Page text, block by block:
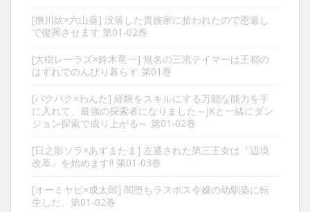
[撫川紘×六山葵] 没落した貴族家に拾われたので恩返し
で復興させます 第01-02巻
[大樹レーラズ×鈴木竜一] 無名の三流テイマーは王都の
はずれでのんびり暮らす 第01巻
[パクパク×わんた] 経験をスキルにする万能な能力を手
に入れて、最強の探索者になりました～JKと一緒にダン
ジョン探索で成り上がる～ 第01-02巻
[日之影ソラ×あずまたま] 左遷された第三王女は『辺境
改革』を始めます!! 第01-03巻
[オーミヤビ×成太郎] 闇堕ちラスボス令嬢の幼馴染に転
生した。第01-02巻